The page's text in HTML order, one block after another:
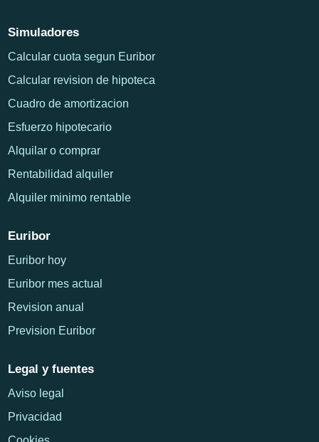
Simuladores
Calcular cuota segun Euribor
Calcular revision de hipoteca
Cuadro de amortizacion
Esfuerzo hipotecario
Alquilar o comprar
Rentabilidad alquiler
Alquiler minimo rentable
Euribor
Euribor hoy
Euribor mes actual
Revision anual
Prevision Euribor
Legal y fuentes
Aviso legal
Privacidad